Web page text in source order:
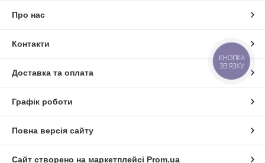
Про нас
Контакти
Доставка та оплата
Графік роботи
Повна версія сайту
Сайт створено на маркетплейсі Prom.ua
КНОПКА
ЗВ'ЯЗКУ